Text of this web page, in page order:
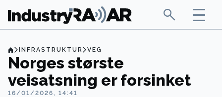
INFRASTRUKTUR VEG
Norges største
veisatsning er forsinket
16/01/2026, 14:41